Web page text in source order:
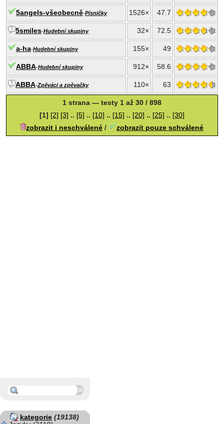
5angels-všeobecně-Písničky 1526× 47.7
5smiles-Hudební skupiny 32× 72.5
a-ha-Hudební skupiny 155× 49
ABBA-Hudební skupiny 912× 58.6
ABBA-Zpěváci a zpěvačky 110× 63
1 strana — testy 1 až 30 / 898
[1] [2] [3] .. [5] .. [10] .. [15] .. [20] .. [25] .. [30]
zobrazit i neschválené / zobrazit pouze schválené
kategorie (19138)